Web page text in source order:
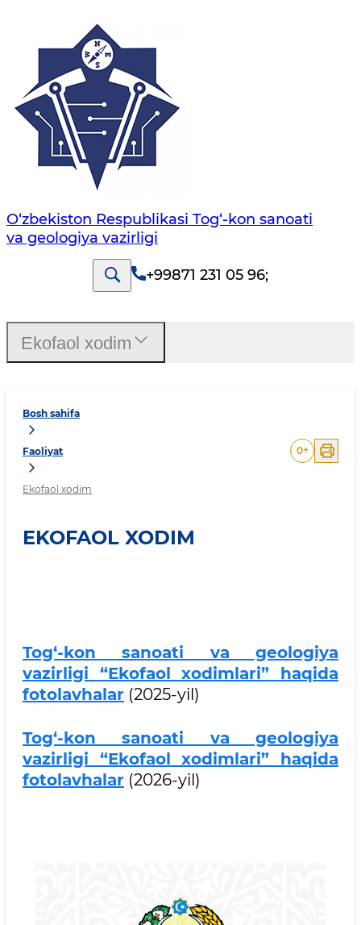
O‘zbekiston Respublikasi Tog‘-kon sanoati
va geologiya vazirligi
+99871 231 05 96;
Bosh sahifa
Faoliyat
Ekofaol xodim
0+
EKOFAOL XODIM
Tog‘-kon sanoati va geologiya
vazirligi “Ekofaol xodimlari” haqida
fotolavhalar (2025-yil)
Tog‘-kon sanoati va geologiya
vazirligi “Ekofaol xodimlari” haqida
fotolavhalar (2026-yil)
Ekofaol xodim